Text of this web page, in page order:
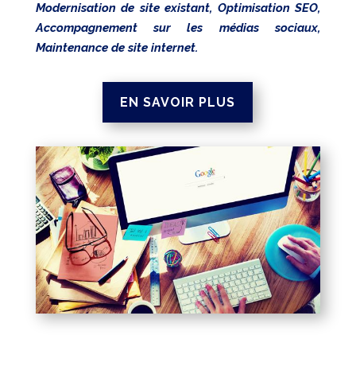
Modernisation de site existant, Optimisation SEO,
Accompagnement sur les médias sociaux,
Maintenance de site internet.
EN SAVOIR PLUS